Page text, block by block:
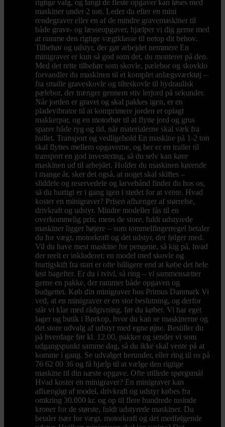
rigtige valg, og langt de fleste opgaver kan løses med
maskiner under 2 ton. Leder du efter en mini
rendegraver eller en af de mindre gravemaskiner til
både grave- og læsseopgaver, hjælper vi dig gerne med
at ramme den rigtige vægtklasse til netop dit behov.
Tilbehør og udstyr, der gør arbejdet nemmere En
minigraver er kun så god som det, du monterer på den.
Med det rette tilbehør som skovle, pælebor og skovklo
forvandler du maskinen til et komplet anlægsværktøj –
fra smalle graveskovle og tilteskovle til hydraulisk
pælebor, der trænger gennem stiv lerjord på sekunder.
Når jorden er gravet og skal pakkes igen, er en
pladevibrator til at komprimere jorden et oplagt
makkerpar, og en motorbør til at flytte jord og grus
sparer både ryg og tid, når materialerne skal væk fra
hullet. Transport og vedligehold En maskine på 1-2 ton
skal flyttes mellem opgaverne, og her er en trailer til
transport en god investering, så du selv kan køre
maskinen ud til arbejdet. Holder du maskinen kørende
i mange år, sker det også, at noget skal skiftes –
sliddele og reservedele og larvebånd finder du hos os,
så du hurtigt er i gang igen i stedet for at vente. Hvad
koster en minigraver? Prisen afhænger af størrelse,
drivkraft og udstyr. Mindre modeller fås til en
overkommelig pris, mens de store, fuldt udstyrede
maskiner ligger højere – som tommelfingerregel betaler
du for vægt, motorkraft og det udstyr, der følger med.
Vil du have mest maskine for pengene, så kig på, hvad
der reelt er inkluderet: en model med skovle og
hurtigskift fra start er ofte billigere end at købe det hele
løst bagefter. Er du i tvivl, så ring – vi sammensætter
gerne en pakke, der rammer både opgaven og
budgettet. Køb din minigraver hos Primus Danmark Vi
ved, at en minigraver er en stor beslutning, og derfor
står vi klar med rådgivning, før du køber. Vi har eget
lager og butik i Børkop, hvor du kan se maskinerne og
det store udvalg af udstyr med egne øjne. Bestiller du
på hverdage før kl. 12.00, pakker og sender vi som
udgangspunkt samme dag, så du ikke skal vente på at
komme i gang. Se udvalget herunder, eller ring til os på
76 62 00 36 og få hjælp til at vælge den rigtige
maskine til din næste opgave. Ofte stillede spørgsmål
Hvad koster en minigraver? En minigraver kan
afhængigt af model, drivkraft og udstyr købes fra
omkring 30.000 kr. og op til flere hundrede tusinde
kroner for de største, fuldt udstyrede maskiner. Du
betaler især for vægt, motorkraft og det medfølgende